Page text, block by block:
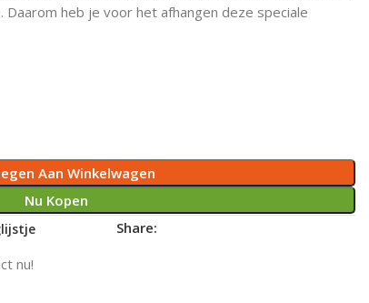
Daarom heb je voor het afhangen deze speciale
Aan Winkelwagen
Nu Kopen
Share:
nu!